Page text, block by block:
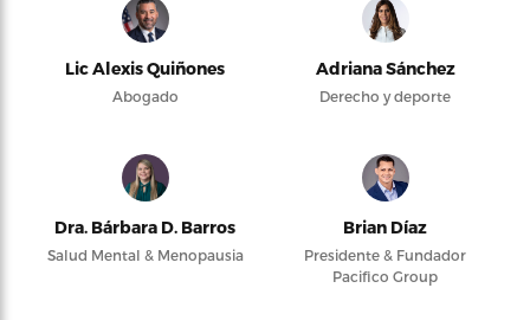
Lic Alexis Quiñones
Abogado
Adriana Sánchez
Derecho y deporte
Dra. Bárbara D. Barros
Salud Mental & Menopausia
Brian Díaz
Presidente & Fundador
Pacifico Group